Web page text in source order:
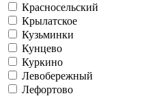
Красносельский
Крылатское
Кузьминки
Кунцево
Куркино
Левобережный
Лефортово